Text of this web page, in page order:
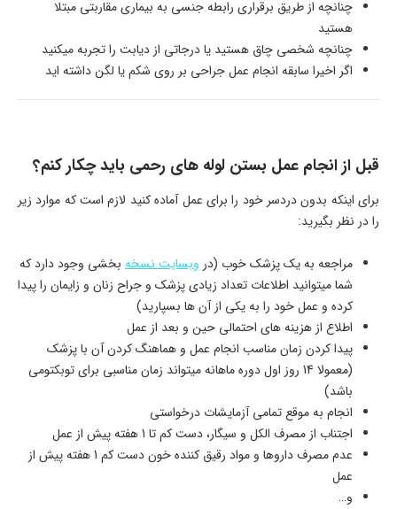
چنانچه از طریق برقراری رابطه جنسی به بیماری مقاربتی مبتلا
هستید
چنانچه شخصی چاق هستید یا درجاتی از دیابت را تجربه میکنید
اگر اخیرا سابقه انجام عمل جراحی بر روی شکم یا لگن داشته اید
قبل از انجام عمل بستن لوله های رحمی باید چکار کنم؟
برای اینکه بدون دردسر خود را برای عمل آماده کنید لازم است که موارد زیر
را در نظر بگیرید:
مراجعه به یک پزشک خوب (در وبسایت نسخه بخشی وجود دارد که
شما میتوانید اطلاعات تعداد زیادی پزشک و جراح زنان و زایمان را پیدا
کرده و عمل خود را به یکی از آن ها بسپارید)
اطلاع از هزینه های احتمالی حین و بعد از عمل
پیدا کردن زمان مناسب انجام عمل و هماهنگ کردن آن با پزشک
(معمولا 14 روز اول دوره ماهانه میتواند زمان مناسبی برای توبکتومی
باشد)
انجام به موقع تمامی آزمایشات درخواستی
اجتناب از مصرف الکل و سیگار، دست کم تا 1 هفته پیش از عمل
عدم مصرف داروها و مواد رقیق کننده خون دست کم 1 هفته پیش از
عمل
و…